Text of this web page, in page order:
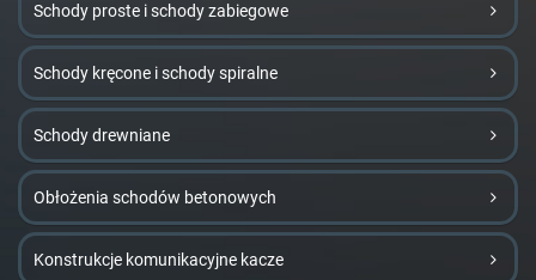
Schody proste i schody zabiegowe
Schody kręcone i schody spiralne
Schody drewniane
Obłożenia schodów betonowych
Konstrukcje komunikacyjne kacze